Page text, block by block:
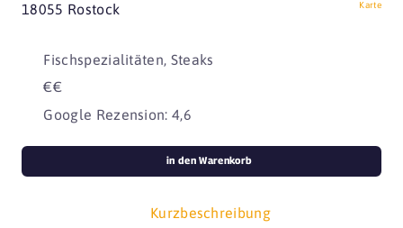
18055 Rostock Karte
Fischspezialitäten, Steaks
€€
Google Rezension: 4,6
Kurzbeschreibung
in den Warenkorb